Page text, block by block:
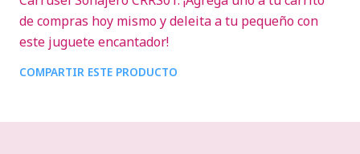
de compras hoy mismo y deleita a tu pequeño con
este juguete encantador!
COMPARTIR ESTE PRODUCTO